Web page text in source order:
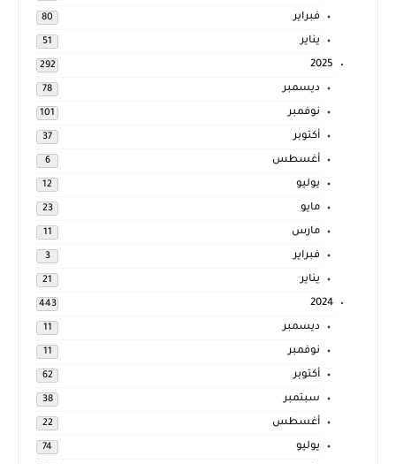
فبراير 80
يناير 51
2025
292
ديسمبر 78
نوفمبر 101
أكتوبر 37
أغسطس 6
يوليو 12
مايو 23
مارس 11
فبراير 3
يناير 21
2024
443
ديسمبر 11
نوفمبر 11
أكتوبر 62
سبتمبر 38
أغسطس 22
يوليو 74